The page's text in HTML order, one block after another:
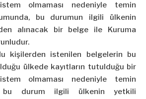
olmaması nedeniyle temin
bu durumun ilgili ülkenin
alınacak bir belge ile Kuruma
kişilerden istenilen belgelerin bu
ülkede kayıtların tutulduğu bir
olmaması nedeniyle temin
bu durum ilgili ülkenin yetkili